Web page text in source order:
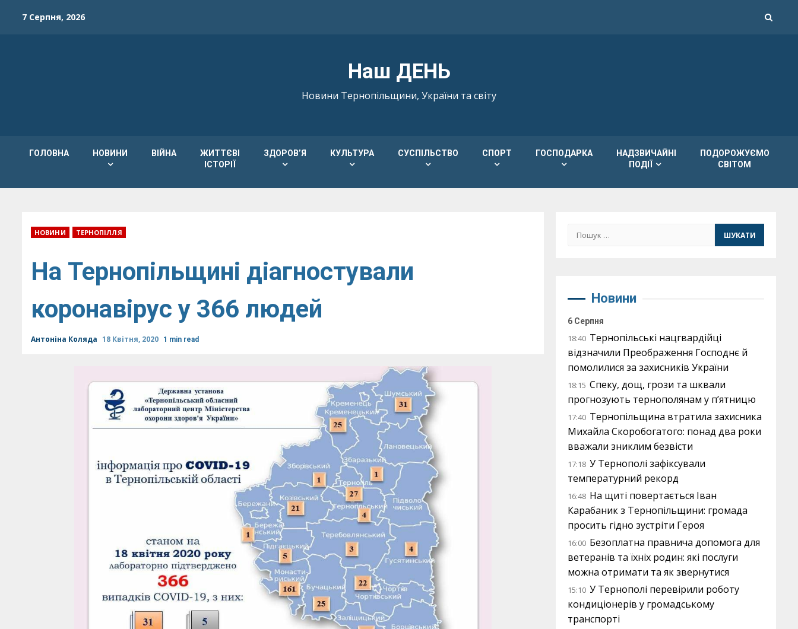
7 Серпня, 2026
Наш ДЕНЬ
Новини Тернопільщини, України та світу
ГОЛОВНА НОВИНИ ВІЙНА
ЖИТТЄВІ
ІСТОРІЇ
ЗДОРОВ’Я КУЛЬТУРА СУСПІЛЬСТВО СПОРТ ГОСПОДАРКА
НАДЗВИЧАЙНІ
ПОДІЇ
ПОДОРОЖУЄМО
СВІТОМ
НОВИНИ ТЕРНОПІЛЛЯ
На Тернопільщині діагностували
коронавірус у 366 людей
Антоніна Коляда 18 Квітня, 2020 1 min read
Пошук:
Новини
6 Серпня
18:40 Тернопільські нацгвардійці
відзначили Преображення Господнє й
помолилися за захисників України
18:15 Спеку, дощ, грози та шквали
прогнозують тернополянам у п’ятницю
17:40 Тернопільщина втратила захисника
Михайла Скоробогатого: понад два роки
вважали зниклим безвісти
17:18 У Тернополі зафіксували
температурний рекорд
16:48 На щиті повертається Іван
Карабаник з Тернопільщини: громада
просить гідно зустріти Героя
16:00 Безоплатна правнича допомога для
ветеранів та їхніх родин: які послуги
можна отримати та як звернутися
15:10 У Тернополі перевірили роботу
кондиціонерів у громадському
транспорті